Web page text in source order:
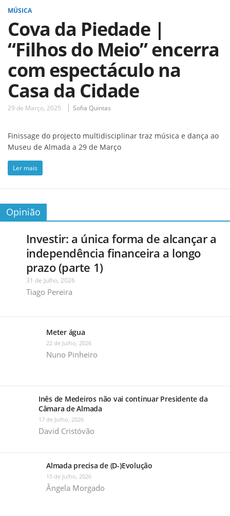
MÚSICA
Cova da Piedade |
“Filhos do Meio” encerra
com espectáculo na
Casa da Cidade
29 de Março, 2025 Sofia Quintas
Finissage do projecto multidisciplinar traz música e dança ao
Museu de Almada a 29 de Março
Ler mais
Opinião
Investir: a única forma de alcançar a
independência financeira a longo
prazo (parte 1)
31 de Julho, 2026
Tiago Pereira
Meter água
22 de Julho, 2026
Nuno Pinheiro
Inês de Medeiros não vai continuar Presidente da
Câmara de Almada
17 de Julho, 2026
David Cristóvão
Almada precisa de (D-)Evolução
15 de Julho, 2026
Ângela Morgado